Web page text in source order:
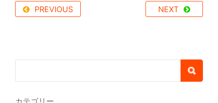
PREVIOUS NEXT